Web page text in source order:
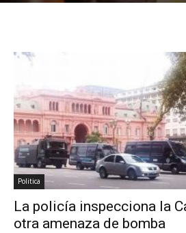
Politica
La policía inspecciona la
otra amenaza de bomba